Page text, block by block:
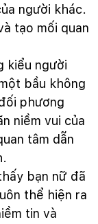
người khác.
tạo mối quan
kiểu người
bầu không
phương
niềm vui của
tâm dẫn
bạn nữ đã
thể hiện ra
tin và